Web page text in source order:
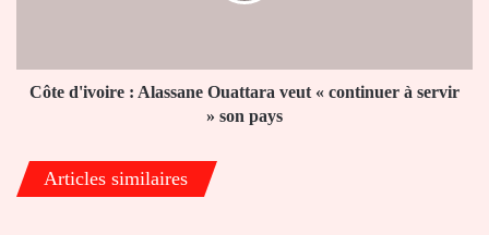
à
servir
pays
Côte d'ivoire : Alassane Ouattara veut « continuer à servir
» son pays
Articles similaires